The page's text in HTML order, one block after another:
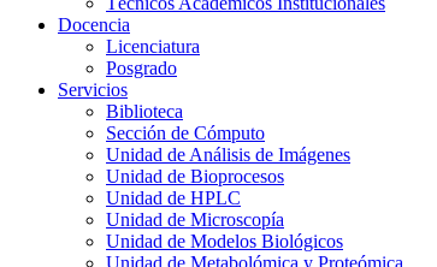
Docencia
Licenciatura
Posgrado
Servicios
Biblioteca
Sección de Cómputo
Unidad de Análisis de Imágenes
Unidad de Bioprocesos
Unidad de HPLC
Unidad de Microscopía
Unidad de Modelos Biológicos
Unidad de Metabolómica y Proteómica